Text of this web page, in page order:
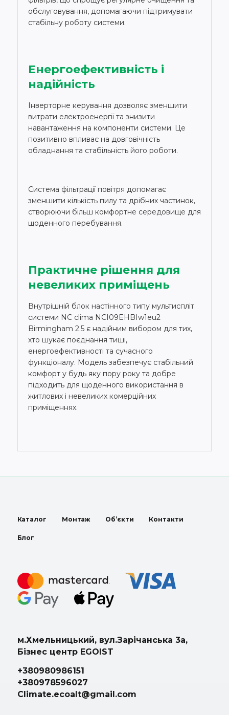
обслуговування, допомагаючи підтримувати
стабільну роботу системи.
Енергоефективність і
надійність
Інверторне керування дозволяє зменшити
витрати електроенергії та знизити
навантаження на компоненти системи. Це
позитивно впливає на довговічність
обладнання та стабільність його роботи.
Система фільтрації повітря допомагає
зменшити кількість пилу та дрібних частинок,
створюючи більш комфортне середовище для
щоденного перебування.
Практичне рішення для
невеликих приміщень
Внутрішній блок настінного типу мультиспліт
системи NC clima NCI09EHBIw1eu2
Birmingham 2.5 є надійним вибором для тих,
хто шукає поєднання тиші,
енергоефективності та сучасного
функціоналу. Модель забезпечує стабільний
комфорт у будь яку пору року та добре
підходить для щоденного використання в
житлових і невеликих комерційних
приміщеннях.
Каталог Монтаж Об’єкти Контакти
Блог
м.Хмельницький, вул.Зарічанська 3а,
Бізнес центр EGOIST
+380980986151
+380978596027
Climate.ecoalt@gmail.com